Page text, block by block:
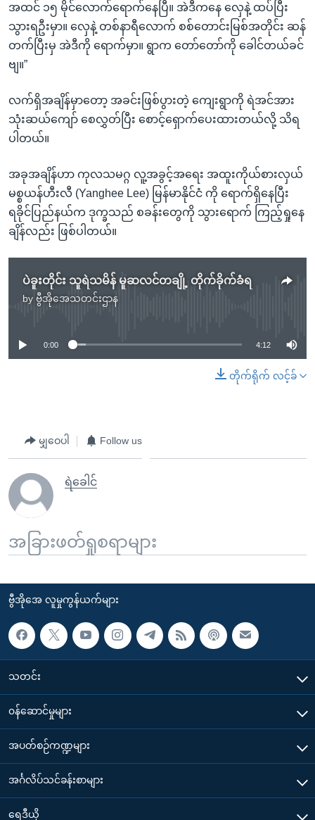
အထင် ၁၅ မိုင်လောက်ရောက်နေပြီ။ အဲဒီကနေ လှေနဲ့ ထပ်ပြီး
သွားရဦးမှာ။ လှေနဲ့ တစ်နာရီလောက် စစ်တောင်းမြစ်အတိုင်း ဆန်
တက်ပြီးမှ အဲဒီကို ရောက်မှာ။ ရွာက တော်တော်ကို ခေါင်တယ်ခင်
ဗျ။”
လက်ရှိအချိန်မှာတော့ အခင်းဖြစ်ပွားတဲ့ ကျေးရွာကို ရဲအင်အား
သုံးဆယ်ကျော် စေလွှတ်ပြီး စောင့်ရှောက်ပေးထားတယ်လို့ သိရ
ပါတယ်။
အခုအချိန်ဟာ ကုလသမဂ္ဂ လူ့အခွင့်အရေး အထူးကိုယ်စားလှယ်
မစ္စယန်ဟီးလီ (Yanghee Lee) မြန်မာနိုင်ငံ ကို ရောက်ရှိနေပြီး
ရခိုင်ပြည်နယ်က ဒုက္ခသည် စခန်းတွေကို သွားရောက် ကြည့်ရှုနေ
ချိန်လည်း ဖြစ်ပါတယ်။
ပဲခူးတိုင်း သူရဲသမိန် မူဆလင်တချို့ တိုက်ခိုက်ခံရ
by ဗွီအိုအေသတင်းဌာန
No media source currently available
0:00 4:12
တိုက်ရိုက် လင့်ခ်
မျှဝေပါ Follow us
ရဲခေါင်
အခြားဖတ်ရှုစရာများ
ဗွီအိုအေ လူမှုကွန်ယက်များ
သတင်း
၀န်ဆောင်မှုများ
အပတ်စဉ်ကဏ္ဍများ
အင်္ဂလိပ်သင်ခန်းစာများ
ရေဒီယို